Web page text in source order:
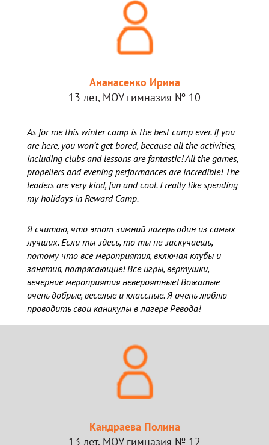
Ананасенко Ирина
13 лет, МОУ гимназия № 10
As for me this winter camp is the best camp ever. If you
are here, you won’t get bored, because all the activities,
including clubs and lessons are fantastic! All the games,
propellers and evening performances are incredible! The
leaders are very kind, fun and cool. I really like spending
my holidays in Reward Camp.
Я считаю, что этот зимний лагерь один из самых
лучших. Если ты здесь, то ты не заскучаешь,
потому что все мероприятия, включая клубы и
занятия, потрясающие! Все игры, вертушки,
вечерние мероприятия невероятные! Вожатые
очень добрые, веселые и классные. Я очень люблю
проводить свои каникулы в лагере Ревода!
Кандраева Полина
13 лет, МОУ гимназия № 12